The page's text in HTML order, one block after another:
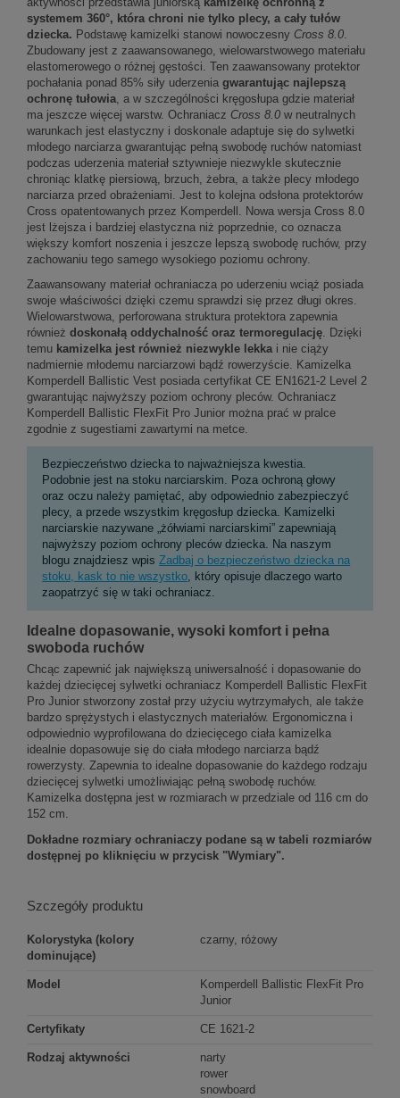
systemem 360°, która chroni nie tylko plecy, a cały tułów
dziecka. Podstawę kamizelki stanowi nowoczesny Cross 8.0
Zbudowany jest z zaawansowanego, wielowarstwowego materiału
elastomerowego o różnej gęstości. Ten zaawansowany protektor
pochałania ponad 85% siły uderzenia gwarantując najlepszą
ochronę tułowia , a w szczególności kręgosłupa gdzie materiał
ma jeszcze więcej warstw. Ochraniacz Cross 8.0 w neutralnych
warunkach jest elastyczny i doskonale adaptuje się do sylwetki
młodego narciarza gwarantując pełną swobodę ruchów natomiast
podczas uderzenia materiał sztywnieje niezwykle skutecznie
chroniąc klatkę piersiową, brzuch, żebra, a także plecy młodego
narciarza przed obrażeniami. Jest to kolejna odsłona protektorów
Cross opatentowanych przez Komperdell. Nowa wersja Cross 8.0
jest lżejsza i bardziej elastyczna niż poprzednie, co oznacza
większy komfort noszenia i jeszcze lepszą swobodę ruchów, przy
zachowaniu tego samego wysokiego poziomu ochrony.
Zaawansowany materiał ochraniacza po uderzeniu wciąż posiada
swoje właściwości dzięki czemu sprawdzi się przez długi okres.
Wielowarstwowa, perforowana struktura protektora zapewnia
również doskonałą oddychalność oraz termoregulację . Dzięki
temu kamizelka jest również niezwykle lekka i nie ciąży
nadmiernie młodemu narciarzowi bądź rowerzyście. Kamizelka
Komperdell Ballistic Vest posiada certyfikat CE EN1621-2 Level 2
gwarantując najwyższy poziom ochrony pleców. Ochraniacz
Komperdell Ballistic FlexFit Pro Junior można prać w pralce
zgodnie z sugestiami zawartymi na metce.
Bezpieczeństwo dziecka to najważniejsza kwestia.
Podobnie jest na stoku narciarskim. Poza ochroną głowy
oraz oczu należy pamiętać, aby odpowiednio zabezpieczyć
plecy, a przede wszystkim kręgosłup dziecka. Kamizelki
narciarskie nazywane „żółwiami narciarskimi” zapewniają
najwyższy poziom ochrony pleców dziecka. Na naszym
blogu znajdziesz wpisZadbaj o bezpieczeństwo dziecka na
stoku, kask to nie wszystko, który opisuje dlaczego warto
zaopatrzyć się w taki ochraniacz.
Idealne dopasowanie, wysoki komfort i pełna
swoboda ruchów
Chcąc zapewnić jak największą uniwersalność i dopasowanie do
każdej dziecięcej sylwetki ochraniacz Komperdell Ballistic FlexFit
Pro Junior stworzony został przy użyciu wytrzymałych, ale także
bardzo sprężystych i elastycznych materiałów. Ergonomiczna i
odpowiednio wyprofilowana do dziecięcego ciała kamizelka
idealnie dopasowuje się do ciała młodego narciarza bądź
rowerzysty. Zapewnia to idealne dopasowanie do każdego rodzaju
dziecięcej sylwetki umożliwiając pełną swobodę ruchów.
Kamizelka dostępna jest w rozmiarach w przedziale od 116 cm do
152 cm.
Dokładne rozmiary ochraniaczy podane są w tabeli rozmiarów
dostępnej po kliknięciu w przycisk "Wymiary".
Szczegóły produktu
Kolorystyka (kolory
dominujące)
czarny, różowy
Model
Komperdell Ballistic FlexFit Pro
Junior
Certyfikaty CE 1621-2
Rodzaj aktywności
narty
rower
snowboard